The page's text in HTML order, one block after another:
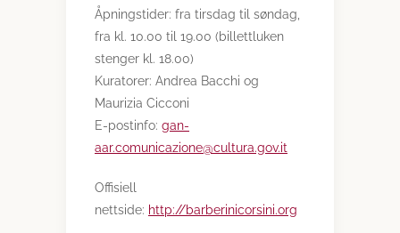
Åpningstider: fra tirsdag til søndag,
fra kl. 10.00 til 19.00 (billettluken
stenger kl. 18.00)
Kuratorer: Andrea Bacchi og
Maurizia Cicconi
E-postinfo: gan-
aar.comunicazione@cultura.gov.it
Offisiell
nettside: http://barberinicorsini.org